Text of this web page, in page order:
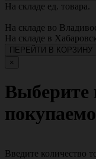
На складе ед. товара.
На складе во
На складе в
ПЕРЕЙТИ В КОРЗИНУ
×
Выберите
Введите количество